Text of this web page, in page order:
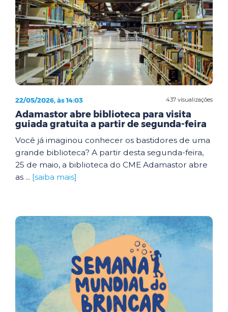
437 visualizações
22/05/2026, às 14:03
Adamastor abre biblioteca para visita
guiada gratuita a partir de segunda-feira
Você já imaginou conhecer os bastidores de uma
grande biblioteca? A partir desta segunda-feira,
25 de maio, a biblioteca do CME Adamastor abre
as ... [saiba mais]